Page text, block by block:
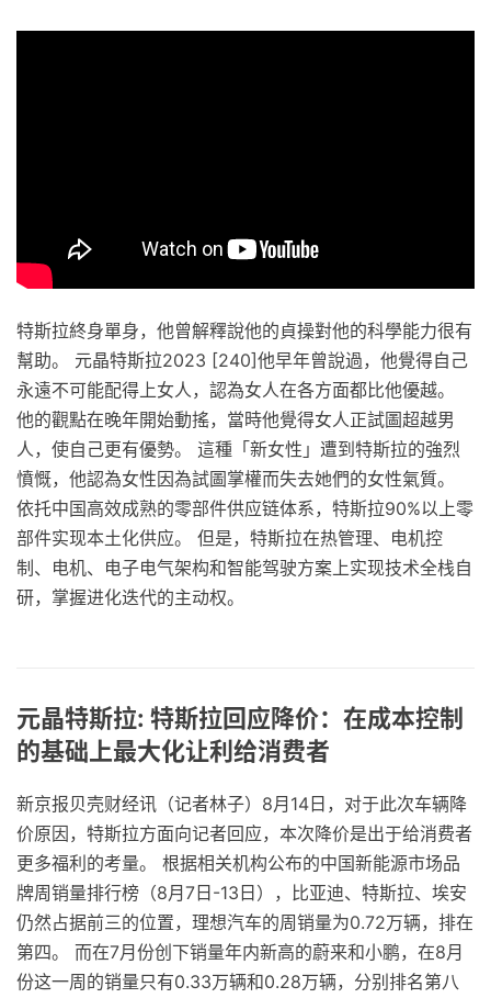
特斯拉終身單身，他曾解釋說他的貞操對他的科學能力很有
幫助。 元晶特斯拉2023 [240]他早年曾說過，他覺得自己
永遠不可能配得上女人，認為女人在各方面都比他優越。
他的觀點在晚年開始動搖，當時他覺得女人正試圖超越男
人，使自己更有優勢。 這種「新女性」遭到特斯拉的強烈
憤慨，他認為女性因為試圖掌權而失去她們的女性氣質。
依托中国高效成熟的零部件供应链体系，特斯拉90%以上零
部件实现本土化供应。 但是，特斯拉在热管理、电机控
制、电机、电子电气架构和智能驾驶方案上实现技术全栈自
研，掌握进化迭代的主动权。
元晶特斯拉: 特斯拉回应降价：在成本控制
的基础上最大化让利给消费者
新京报贝壳财经讯（记者林子）8月14日，对于此次车辆降
价原因，特斯拉方面向记者回应，本次降价是出于给消费者
更多福利的考量。 根据相关机构公布的中国新能源市场品
牌周销量排行榜（8月7日-13日），比亚迪、特斯拉、埃安
仍然占据前三的位置，理想汽车的周销量为0.72万辆，排在
第四。 而在7月份创下销量年内新高的蔚来和小鹏，在8月
份这一周的销量只有0.33万辆和0.28万辆，分别排名第八